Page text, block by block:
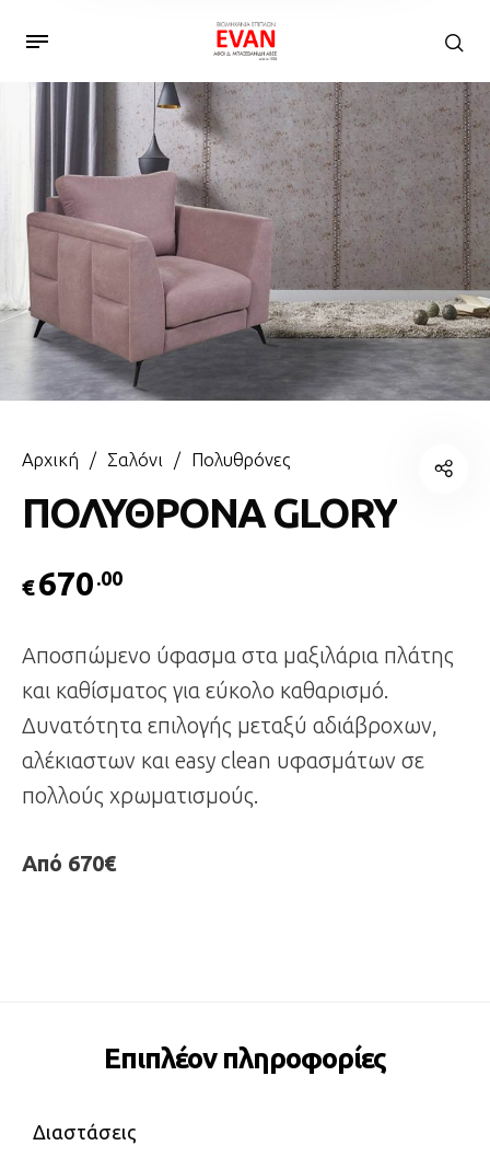
Αρχική / Σαλόνι / Πολυθρόνες
ΠΟΛΥΘΡΟΝΑ GLORY
€670 .00
Αποσπώμενο ύφασμα στα μαξιλάρια πλάτης
και καθίσματος για εύκολο καθαρισμό.
Δυνατότητα επιλογής μεταξύ αδιάβροχων,
αλέκιαστων και easy clean υφασμάτων σε
πολλούς χρωματισμούς.
Από 670€
Επιπλέον πληροφορίες
Διαστάσεις